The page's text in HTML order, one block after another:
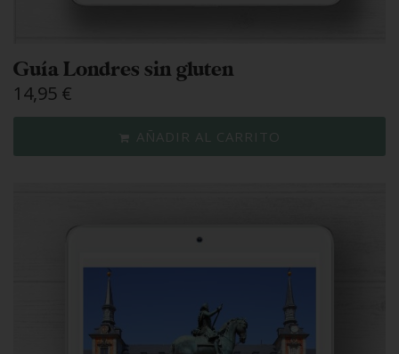
Guía Londres sin gluten
14,95 €
AÑADIR AL CARRITO